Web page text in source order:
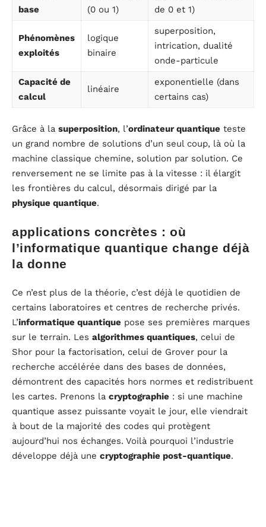
base
(0 ou 1)
de 0 et 1)
Phénomènes
exploités
logique
binaire
superposition,
intrication, dualité
onde-particule
Capacité de
calcul
linéaire
exponentielle (dans
certains cas)
Grâce à la superposition, l’ordinateur quantique teste
un grand nombre de solutions d’un seul coup, là où la
machine classique chemine, solution par solution. Ce
renversement ne se limite pas à la vitesse : il élargit
les frontières du calcul, désormais dirigé par la
physique quantique.
applications concrètes : où
l’informatique quantique change déjà
la donne
Ce n’est plus de la théorie, c’est déjà le quotidien de
certains laboratoires et centres de recherche privés.
L’informatique quantique pose ses premières marques
sur le terrain. Les algorithmes quantiques, celui de
Shor pour la factorisation, celui de Grover pour la
recherche accélérée dans des bases de données,
démontrent des capacités hors normes et redistribuent
les cartes. Prenons la cryptographie : si une machine
quantique assez puissante voyait le jour, elle viendrait
à bout de la majorité des codes qui protègent
aujourd’hui nos échanges. Voilà pourquoi l’industrie
développe déjà une cryptographie post-quantique.